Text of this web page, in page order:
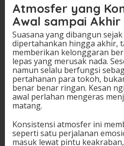
Atmosfer yang
Awal sampai Akhir
Suasana yang dibangun
dipertahankan hingga akhir,
memberikan kelonggaran
lepas yang merusak nada.
namun selalu berfungsi
pertahanan para tokoh,
benar benar ringan. Kesan
awal perlahan mengeras
matang.
Konsistensi atmosfer ini
seperti satu perjalanan
masuk lewat pintu